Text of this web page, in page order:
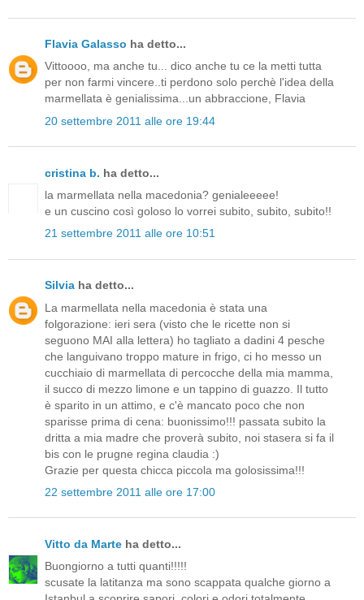
Flavia Galasso ha detto...
Vittoooo, ma anche tu... dico anche tu ce la metti tutta
per non farmi vincere..ti perdono solo perchè l'idea della
marmellata è genialissima...un abbraccione, Flavia
20 settembre 2011 alle ore 19:44
cristina b. ha detto...
la marmellata nella macedonia? genialeeeee!
e un cuscino così goloso lo vorrei subito, subito, subito!!
21 settembre 2011 alle ore 10:51
Silvia ha detto...
La marmellata nella macedonia è stata una
folgorazione: ieri sera (visto che le ricette non si
seguono MAI alla lettera) ho tagliato a dadini 4 pesche
che languivano troppo mature in frigo, ci ho messo un
cucchiaio di marmellata di percocche della mia mamma,
il succo di mezzo limone e un tappino di guazzo. Il tutto
è sparito in un attimo, e c'è mancato poco che non
sparisse prima di cena: buonissimo!!! passata subito la
dritta a mia madre che proverà subito, noi stasera si fa il
bis con le prugne regina claudia :)
Grazie per questa chicca piccola ma golosissima!!!
22 settembre 2011 alle ore 17:00
Vitto da Marte ha detto...
Buongiorno a tutti quanti!!!!!
scusate la latitanza ma sono scappata qualche giorno a